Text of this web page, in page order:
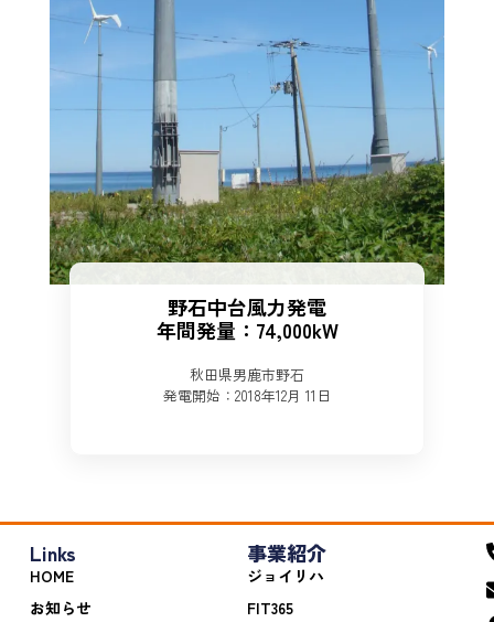
野石中台風力発電
年間発量：74,000kW
秋田県男鹿市野石
発電開始：2018年12月 11日
Links
HOME
お知らせ
事業紹介
ジョイリハ
FIT365